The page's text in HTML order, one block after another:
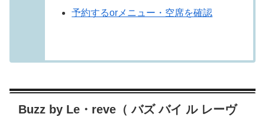
予約するorメニュー・空席を確認
Buzz by Le・reve（ バズ バイ ル レーヴ